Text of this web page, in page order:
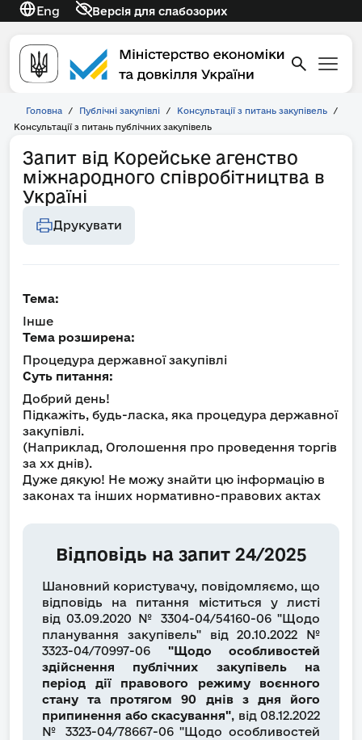
Eng Версія для слабозорих
Головна / Публічні закупівлі / Консультації з питань закупівель
/
Консультації з питань публічних закупівель
Запит від Корейське агенство
міжнародного співробітництва в
Україні
Друкувати
Тема:
Інше
Тема розширена:
Процедура державної закупівлі
Суть питання:
Добрий день!
Підкажіть, будь-ласка, яка процедура державної
закупівлі.
(Наприклад, Оголошення про проведення торгів
за хх днів).
Дуже дякую! Не можу знайти цю інформацію в
законах та інших нормативно-правових актах
Відповідь на запит 24/2025
Шановний користувачу, повідомляємо, що
відповідь на питання міститься у листі
від 03.09.2020 № 3304-04/54160-06 "Щодо
планування закупівель"
від 20.10.2022 №
3323-04/70997-06 "Щодо особливостей
здійснення публічних закупівель на
період дії правового режиму воєнного
стану та протягом 90 днів з дня його
припинення або скасування", від 08.12.2022
№ 3323-04/78667-06 "Щодо особливостей